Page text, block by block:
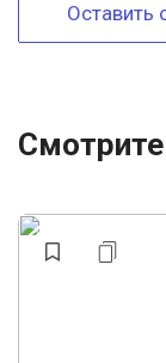
Оставить